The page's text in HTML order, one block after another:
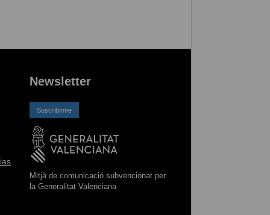
Newsletter
Suscribirme
Mitjà de comunicació subvencionat per
la Generalitat Valenciana